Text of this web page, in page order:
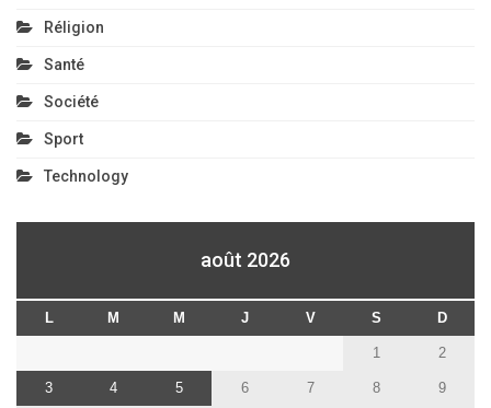
Réligion
Santé
Société
Sport
Technology
août 2026
L M M J V S D
1 2
3 4 5 6 7 8 9